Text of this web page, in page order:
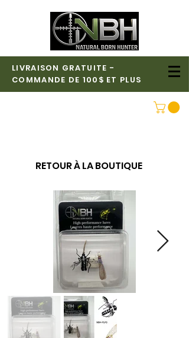
LIVRAISON GRATUITE -
COMMANDE DE 100$ ET PLUS
RETOUR À LA BOUTIQUE